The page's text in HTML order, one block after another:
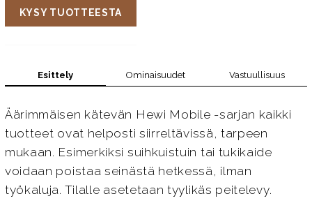
KYSY TUOTTEESTA
Esittely Ominaisuudet Vastuullisuus
Äärimmäisen kätevän Hewi Mobile -sarjan kaikki
tuotteet ovat helposti siirreltävissä, tarpeen
mukaan. Esimerkiksi suihkuistuin tai tukikaide
voidaan poistaa seinästä hetkessä, ilman
työkaluja. Tilalle asetetaan tyylikäs peitelevy.